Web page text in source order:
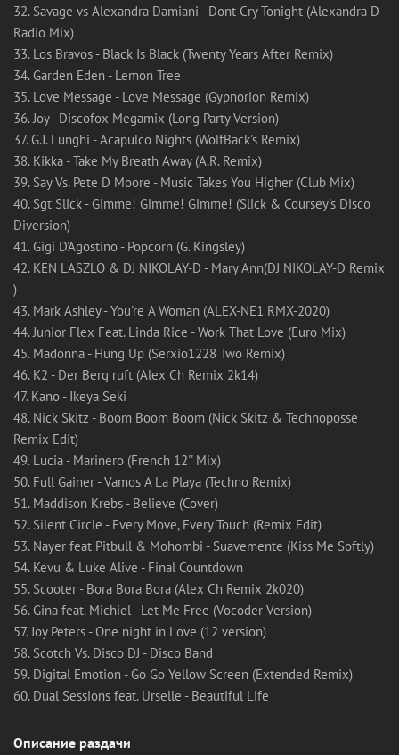
32. Savage vs Alexandra Damiani - Dont Cry Tonight (Alexandra D
Radio Mix)
33. Los Bravos - Black Is Black (Twenty Years After Remix)
34. Garden Eden - Lemon Tree
35. Love Message - Love Message (Gypnorion Remix)
36. Joy - Discofox Megamix (Long Party Version)
37. G.J. Lunghi - Acapulco Nights (WolfBack's Remix)
38. Kikka - Take My Breath Away (A.R. Remix)
39. Say Vs. Pete D Moore - Music Takes You Higher (Club Mix)
40. Sgt Slick - Gimme! Gimme! Gimme! (Slick & Coursey's Disco
Diversion)
41. Gigi D'Agostino - Popcorn (G. Kingsley)
42. KEN LASZLO & DJ NIKOLAY-D - Mary Ann(DJ NIKOLAY-D Remix
)
43. Mark Ashley - You're A Woman (ALEX-NE1 RMX-2020)
44. Junior Flex Feat. Linda Rice - Work That Love (Euro Mix)
45. Madonna - Hung Up (Serxio1228 Two Remix)
46. K2 - Der Berg ruft (Alex Ch Remix 2k14)
47. Kano - Ikeya Seki
48. Nick Skitz - Boom Boom Boom (Nick Skitz & Technoposse
Remix Edit)
49. Lucia - Marinero (French 12'' Mix)
50. Full Gainer - Vamos A La Playa (Techno Remix)
51. Maddison Krebs - Believe (Cover)
52. Silent Circle - Every Move, Every Touch (Remix Edit)
53. Nayer feat Pitbull & Mohombi - Suavemente (Kiss Me Softly)
54. Kevu & Luke Alive - Final Countdown
55. Scooter - Bora Bora Bora (Alex Ch Remix 2k020)
56. Gina feat. Michiel - Let Me Free (Vocoder Version)
57. Joy Peters - One night in l ove (12 version)
58. Scotch Vs. Disco DJ - Disco Band
59. Digital Emotion - Go Go Yellow Screen (Extended Remix)
60. Dual Sessions feat. Urselle - Beautiful Life
Описание раздачи